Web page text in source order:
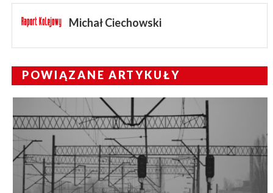
Michał Ciechowski
POWIĄZANE ARTYKUŁY